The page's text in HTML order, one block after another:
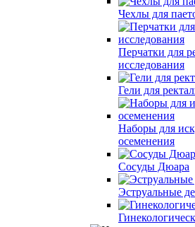
Чехлы для
Перчатки для
исследования
Гели для
Наборы для
осеменения
Сосуды Дюара
Эструальные